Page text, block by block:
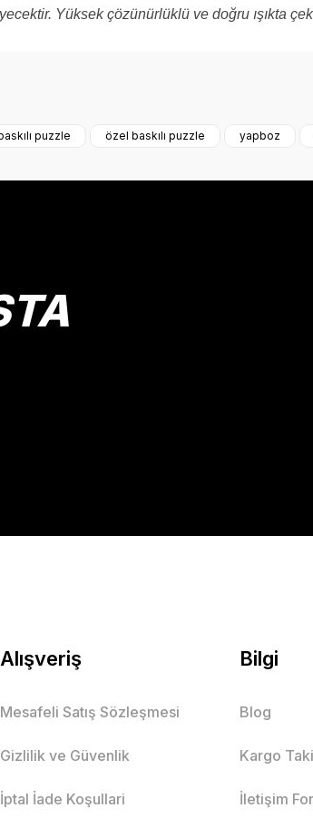
Yüksek çözünürlüklü ve doğru ışıkta
puzzle özel baskılı puzzle yapboz
Alışveriş
Mesafeli Satış Sözleşmesi
Gizlilik ve Güvenlik
İptal İade Koşullari
Bilgi
Blog
Kargo
İletişim